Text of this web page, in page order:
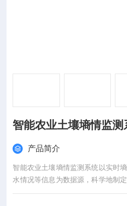
智能农业土壤墒情监测
产品简介
智能农业土壤墒情监测系统以实时
水情况等信息为数据源，科学地制
抗旱救灾提供决策支持，大限度地